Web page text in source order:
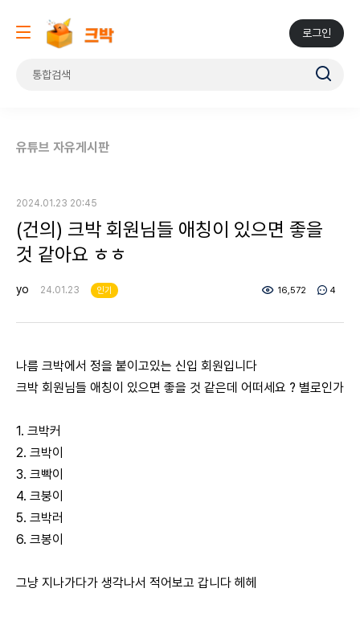
로그인
유튜브 자유게시판
2024.01.23 20:45
(건의) 크박 회원님들 애칭이 있으면 좋을
것 같아요 ㅎㅎ
yo 24.01.23 인기 16,572 4
나름 크박에서 정을 붙이고있는 신입 회원입니다
크박 회원님들 애칭이 있으면 좋을 것 같은데 어떠세요 ? 별로인가
1. 크박커
2. 크박이
3. 크빡이
4. 크붕이
5. 크박러
6. 크봉이
그냥 지나가다가 생각나서 적어보고 갑니다 헤헤